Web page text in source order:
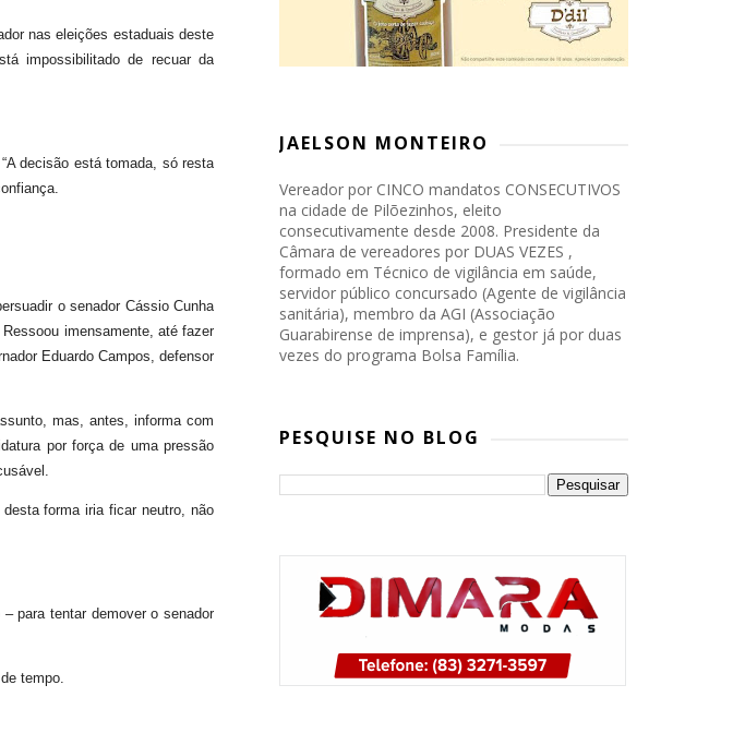
nas eleições estaduais deste
impossibilitado de recuar da
decisão está tomada, só resta
o senador Cássio Cunha
imensamente, até fazer
Eduardo Campos, defensor
mas, antes, informa com
por força de uma pressão
forma iria ficar neutro, não
para tentar demover o senador
tempo.
JAELSON MONTEIRO
Vereador por CINCO mandatos CONSECUTIVOS
na cidade de Pilõezinhos, eleito
consecutivamente desde 2008. Presidente da
Câmara de vereadores por DUAS VEZES ,
formado em Técnico de vigilância em saúde,
servidor público concursado (Agente de vigilância
sanitária), membro da AGI (Associação
Guarabirense de imprensa), e gestor já por duas
vezes do programa Bolsa Família.
PESQUISE NO BLOG